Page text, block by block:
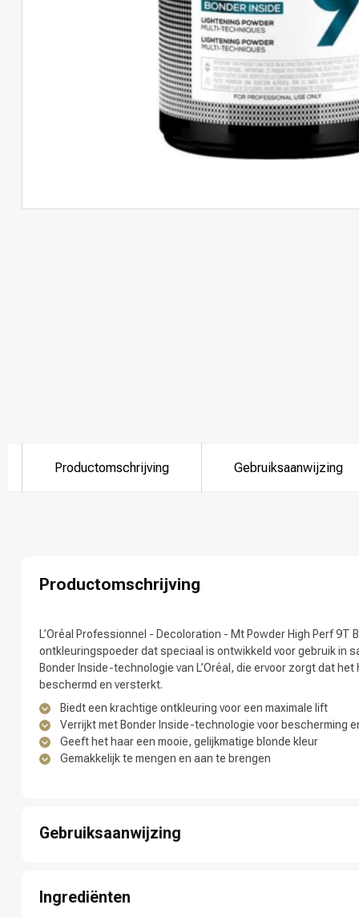
Merken
Productomschrijving Gebruiksaanwijzing
Productomschrijving
L’Oréal Professionnel - Decoloration - Mt Powder High Perf 9T
ontkleuringspoeder dat speciaal is ontwikkeld voor gebruik in
Bonder Inside-technologie van L’Oréal, die ervoor zorgt dat
beschermd en versterkt.
Biedt een krachtige ontkleuring voor een maximale lift
Verrijkt met Bonder Inside-technologie voor bescherming
Geeft het haar een mooie, gelijkmatige blonde kleur
Gemakkelijk te mengen en aan te brengen
Gebruiksaanwijzing
Stap 2: Breng de crème aan op het haar.
Stap 3: Laat de crème 10-15 minuten intrekken.
Ingrediënten